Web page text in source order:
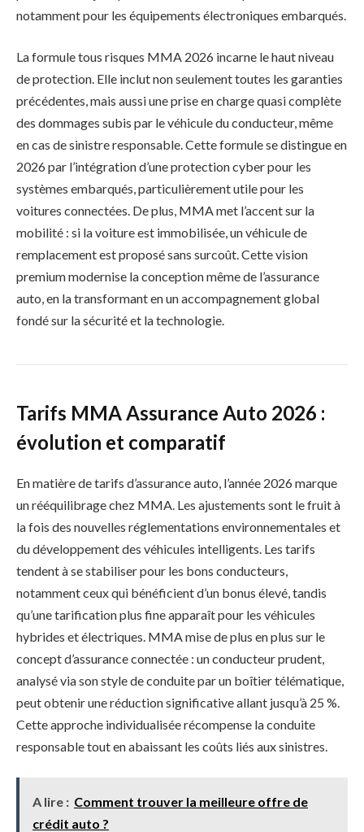
notamment pour les équipements électroniques embarqués.
La formule tous risques MMA 2026 incarne le haut niveau
de protection. Elle inclut non seulement toutes les garanties
précédentes, mais aussi une prise en charge quasi complète
des dommages subis par le véhicule du conducteur, même
en cas de sinistre responsable. Cette formule se distingue en
2026 par l’intégration d’une protection cyber pour les
systèmes embarqués, particulièrement utile pour les
voitures connectées. De plus, MMA met l’accent sur la
mobilité : si la voiture est immobilisée, un véhicule de
remplacement est proposé sans surcoût. Cette vision
premium modernise la conception même de l’assurance
auto, en la transformant en un accompagnement global
fondé sur la sécurité et la technologie.
Tarifs MMA Assurance Auto 2026 :
évolution et comparatif
En matière de tarifs d’assurance auto, l’année 2026 marque
un rééquilibrage chez MMA. Les ajustements sont le fruit à
la fois des nouvelles réglementations environnementales et
du développement des véhicules intelligents. Les tarifs
tendent à se stabiliser pour les bons conducteurs,
notamment ceux qui bénéficient d’un bonus élevé, tandis
qu’une tarification plus fine apparaît pour les véhicules
hybrides et électriques. MMA mise de plus en plus sur le
concept d’assurance connectée : un conducteur prudent,
analysé via son style de conduite par un boîtier télématique,
peut obtenir une réduction significative allant jusqu’à 25 %.
Cette approche individualisée récompense la conduite
responsable tout en abaissant les coûts liés aux sinistres.
A lire : Comment trouver la meilleure offre de
crédit auto ?